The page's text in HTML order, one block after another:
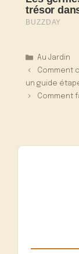
Catégories
Au Jardin
Comment
un guide
Comment